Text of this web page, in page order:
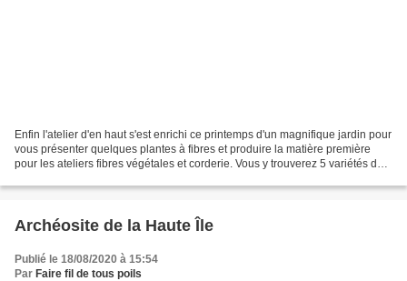
Enfin l'atelier d'en haut s'est enrichi ce printemps d'un magnifique jardin pour
vous présenter quelques plantes à fibres et produire la matière première
pour les ateliers fibres végétales et corderie. Vous y trouverez 5 variétés de
Archéosite de la Haute Île
Publié le 18/08/2020 à 15:54
Par Faire fil de tous poils